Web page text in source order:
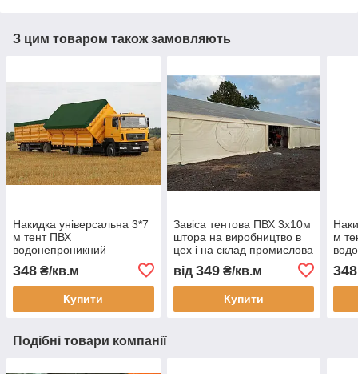
З цим товаром також замовляють
Накидка універсальна 3*7
м тент ПВХ
водонепроникний
тент захисний тент на
замовлення доставка
348 ₴/кв.м
Купити
Завіса тентова ПВХ 3х10м
штора на виробництво в
цех і на склад промислова
водонепроникна завіса
ПВХ для СТО
від 349₴/кв.м
Купити
м
348
Подібні товари компанії